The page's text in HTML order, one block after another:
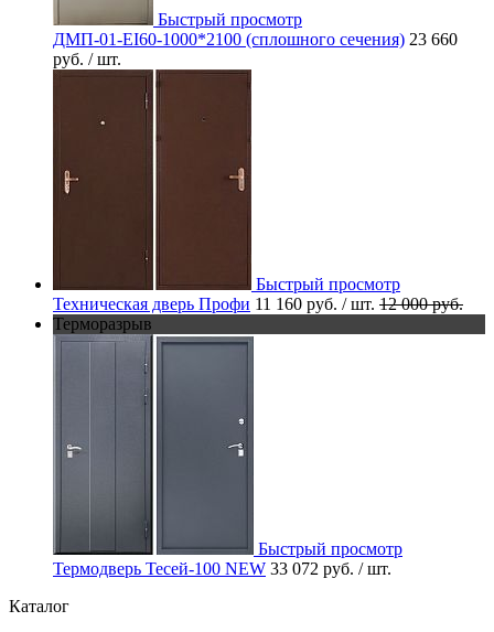
Быстрый просмотр
ДМП-01-EI60-1000*2100 (сплошного сечения) 23 660
руб. / шт.
Быстрый просмотр
Техническая дверь Профи 11 160 руб. / шт. 12 000 руб.
Терморазрыв
Быстрый просмотр
Термодверь Тесей-100 NEW 33 072 руб. / шт.
Каталог